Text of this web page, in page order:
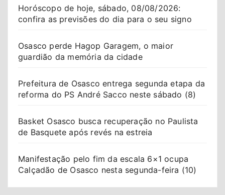
Horóscopo de hoje, sábado, 08/08/2026:
confira as previsões do dia para o seu signo
Osasco perde Hagop Garagem, o maior
guardião da memória da cidade
Prefeitura de Osasco entrega segunda etapa da
reforma do PS André Sacco neste sábado (8)
Basket Osasco busca recuperação no Paulista
de Basquete após revés na estreia
Manifestação pelo fim da escala 6×1 ocupa
Calçadão de Osasco nesta segunda-feira (10)